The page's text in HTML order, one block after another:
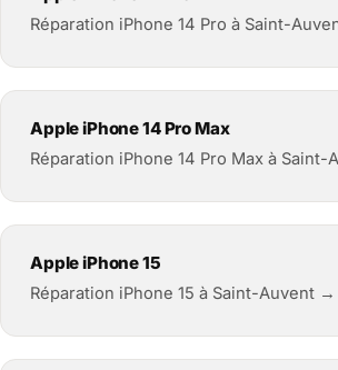
Réparation iPhone 14 Pro à Saint-
Apple iPhone 14 Pro Max
Réparation iPhone 14 Pro Max à Saint-
Apple iPhone 15
Réparation iPhone 15 à Saint-Auvent →